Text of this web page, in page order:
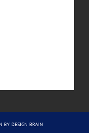
BY DESIGN BRAIN